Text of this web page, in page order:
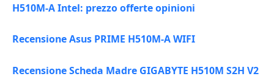
H510M-A Intel: prezzo offerte opinioni
Recensione Asus PRIME H510M-A WIFI
Recensione Scheda Madre GIGABYTE H510M S2H V2